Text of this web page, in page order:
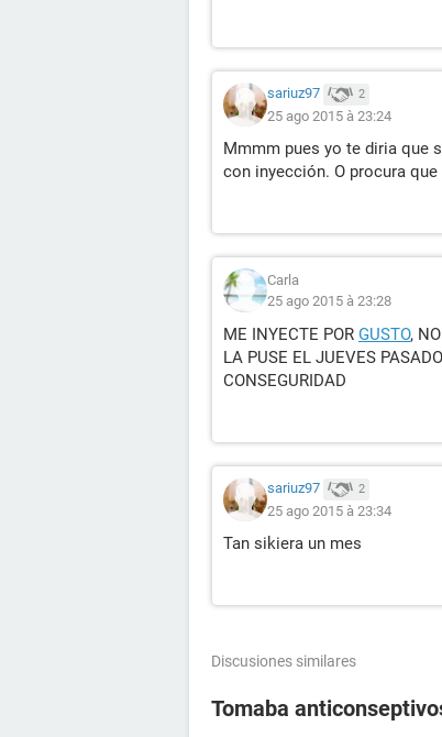
sariuz97 2
25 ago 2015 à 23:24
Mmmm pues yo te diria que
con inyección. O procura
Carla
25 ago 2015 à 23:28
ME INYECTE POR GUSTO,
LA PUSE EL JUEVES
CONSEGURIDAD
sariuz97 2
25 ago 2015 à 23:34
Tan sikiera un mes
Discusiones similares
Tomaba